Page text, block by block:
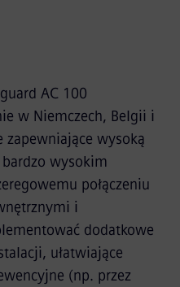
AC 100
w Niemczech, Belgii i
wysoką
wysokim
połączeniu
i
dodatkowe
ułatwiające
(np. przez